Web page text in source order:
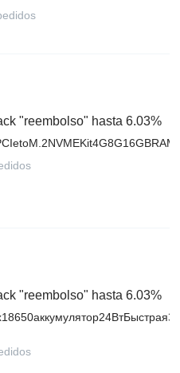
"reembolso" hasta 6.03%
"reembolso" hasta 6.03%